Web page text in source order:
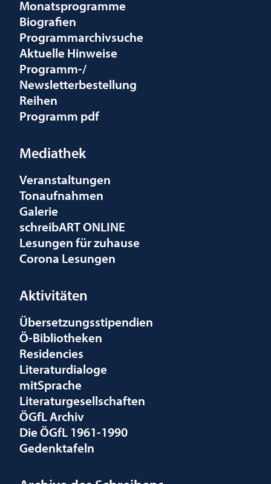
Monatsprogramme
Biografien
Programmarchivsuche
Aktuelle Hinweise
Programm-/
Newsletterbestellung
Reihen
Programm pdf
Mediathek
Veranstaltungen
Tonaufnahmen
Galerie
schreibART ONLINE
Lesungen für zuhause
Corona Lesungen
Aktivitäten
Übersetzungsstipendien
Ö-Bibliotheken
Residencies
Literaturdialoge
mitSprache
Literaturgesellschaften
ÖGfL Archiv
Die ÖGfL 1961-1990
Gedenktafeln